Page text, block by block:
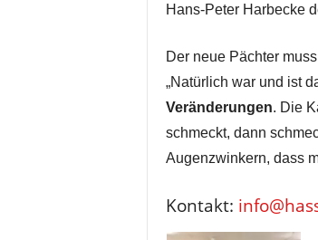
Hans-Peter Harbecke
Der neue Pächter
„Natürlich war und ist
Veränderungen. Die
schmeckt, dann
Augenzwinkern, dass
Kontakt: